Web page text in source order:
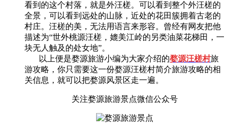
看到的这个村落，就是外汪槎。可以看到整个外汪槎的
全景，可以看到远处的山脉，近处的花田簇拥着古老的
村庄。汪槎的美，无法用语言来形容。曾经有网友把他
描述为“世外桃源汪槎，媲美江岭的另类油菜花梯田，一
块无人触及的处女地”。
以上便是婺源旅游小编为大家介绍的婺源汪槎村旅
游攻略，你只需要这一份婺源汪槎村简介旅游攻略的相
关信息，就可以把婺源风景区走一遍。
关注婺源旅游景点微信公众号